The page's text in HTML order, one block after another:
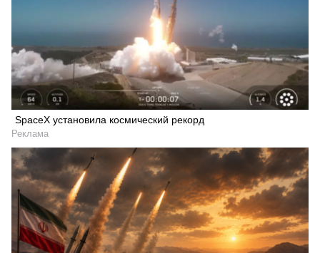
SpaceX установила космический рекорд
Реклама